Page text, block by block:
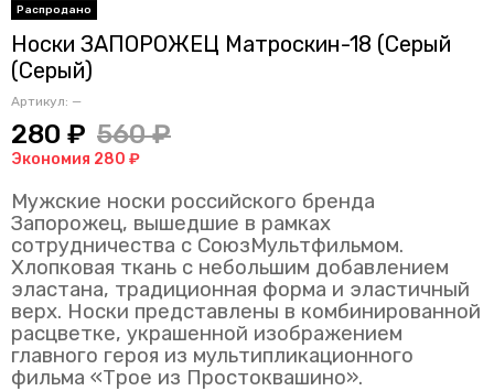
Носки ЗАПОРОЖЕЦ Матроскин-18 (Серый
(Серый)
Артикул: —
280 ₽ 560 ₽
Экономия 280 ₽
Мужские носки российского бренда
Запорожец, вышедшие в рамках
сотрудничества с СоюзМультфильмом.
Хлопковая ткань с небольшим добавлением
эластана, традиционная форма и эластичный
верх. Носки представлены в комбинированной
расцветке, украшенной изображением
главного героя из мультипликационного
фильма «Трое из Простоквашино».